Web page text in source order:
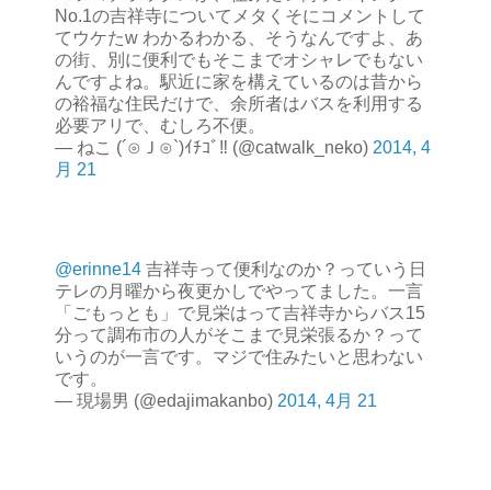
No.1の吉祥寺についてメタくそにコメントして
てウケたw わかるわかる、そうなんですよ、あ
の街、別に便利でもそこまでオシャレでもない
んですよね。駅近に家を構えているのは昔から
の裕福な住民だけで、余所者はバスを利用する
必要アリで、むしろ不便。
— ねこ (´⊙Ｊ⊙`)ｲﾁｺﾞ‼ (@catwalk_neko) 2014, 4
月 21
@erinne14 吉祥寺って便利なのか？っていう日
テレの月曜から夜更かしでやってました。一言
「ごもっとも」で見栄はって吉祥寺からバス15
分って調布市の人がそこまで見栄張るか？って
いうのが一言です。マジで住みたいと思わない
です。
— 現場男 (@edajimakanbo) 2014, 4月 21